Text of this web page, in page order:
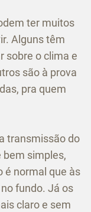
ter muitos
Alguns têm
sobre o clima e
são à prova
pra quem
transmissão do
bem simples,
é normal que às
fundo. Já os
claro e sem